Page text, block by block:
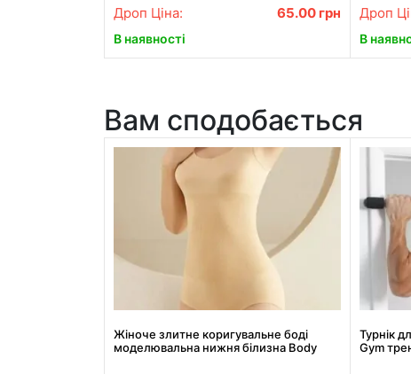
Дроп Ціна: 65.00 грн
В наявності
Дроп
В
Вам сподобається
Жіноче злитне коригувальне боді
моделювальна нижня білизна Body
Турнік
Gym